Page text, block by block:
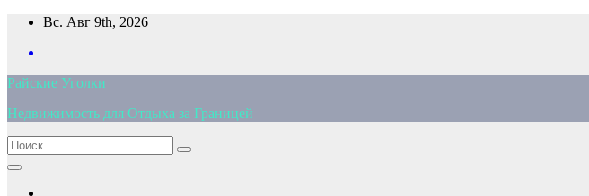
Перейти
содержимому
Вс. Авг 9th, 2026
Райские Уголки
Недвижимость для Отдыха за Границей